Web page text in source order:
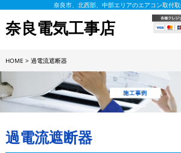
奈良市、北西部、中部エリアのエアコン取付
奈良電気工事店
HOME > 過電流遮断器
過電流遮断器